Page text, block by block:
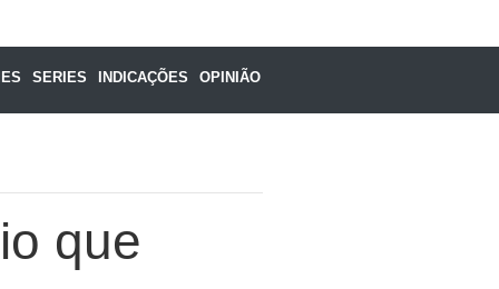
SERIES INDICAÇÕES OPINIÃO
que